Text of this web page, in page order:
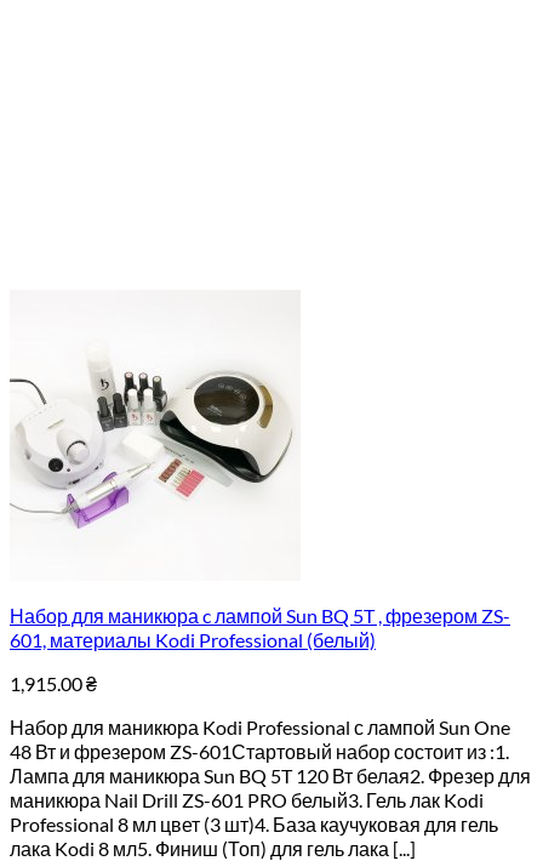
Набор для маникюра c лампой Sun BQ 5T , фрезером ZS-
601, материалы Kodi Professional (белый)
1,915.00₴
Набор для маникюра Kodi Professional с лампой Sun One
48 Вт и фрезером ZS-601Стартовый набор состоит из :1.
Лампа для маникюра Sun BQ 5T 120 Вт белая2. Фрезер для
маникюра Nail Drill ZS-601 PRO белый3. Гель лак Kodi
Professional 8 мл цвет (3 шт)4. База каучуковая для гель
лака Kodi 8 мл5. Финиш (Топ) для гель лака [...]